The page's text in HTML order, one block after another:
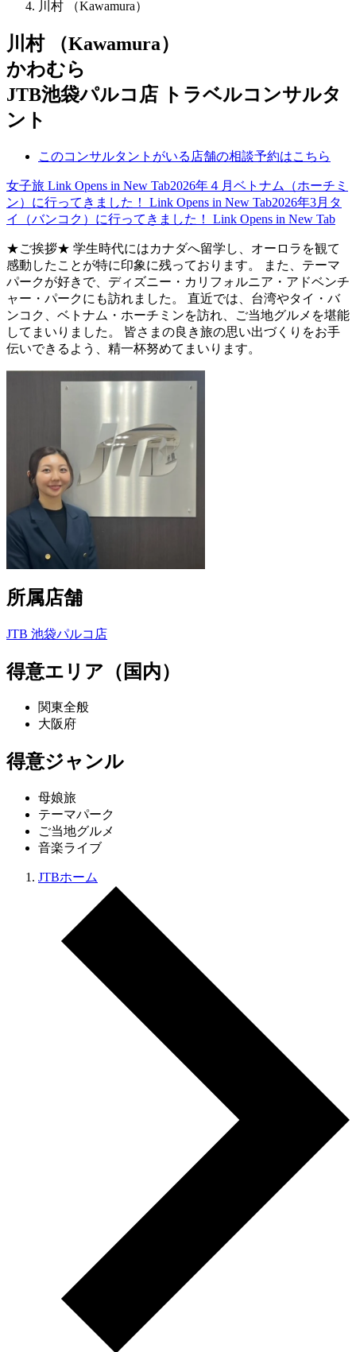
川村 （Kawamura）
川村 （Kawamura）
かわむら
JTB池袋パルコ店 トラベルコンサルタ
ント
このコンサルタントがいる店舗の相談予約はこちら
女子旅 Link Opens in New Tab2026年４月ベトナム（ホーチミ
ン）に行ってきました！
Link Opens in New Tab2026年3月タ
イ（バンコク）に行ってきました！
Link Opens in New Tab
★ご挨拶★ 学生時代にはカナダへ留学し、オーロラを観て
感動したことが特に印象に残っております。 また、テーマ
パークが好きで、ディズニー・カリフォルニア・アドベンチ
ャー・パークにも訪れました。 直近では、台湾やタイ・バ
ンコク、ベトナム・ホーチミンを訪れ、ご当地グルメを堪能
してまいりました。 皆さまの良き旅の思い出づくりをお手
伝いできるよう、精一杯努めてまいります。
所属店舗
JTB 池袋パルコ店
得意エリア（国内）
関東全般
大阪府
得意ジャンル
母娘旅
テーマパーク
ご当地グルメ
音楽ライブ
JTBホーム